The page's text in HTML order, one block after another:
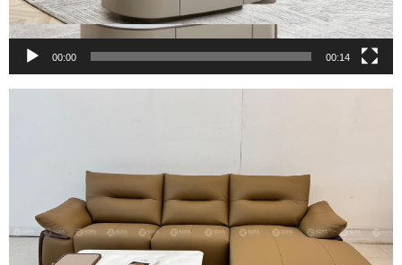
00:00 00:14